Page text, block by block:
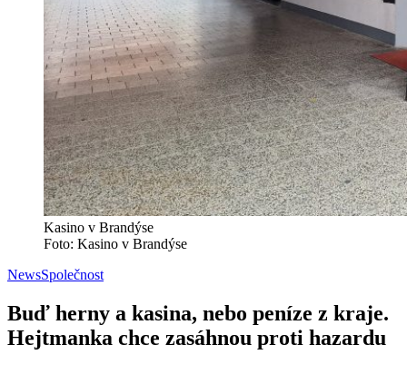
Kasino v Brandýse
Foto: Kasino v Brandýse
NewsSpolečnost
Buď herny a kasina, nebo peníze z kraje.
Hejtmanka chce zasáhnou proti hazardu